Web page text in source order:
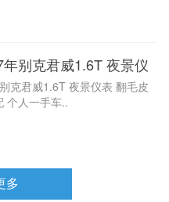
别克君威1.6T 夜景仪
椅 加热 顶配
克君威1.6T 夜景仪表 翻毛皮
个人一手车..
多